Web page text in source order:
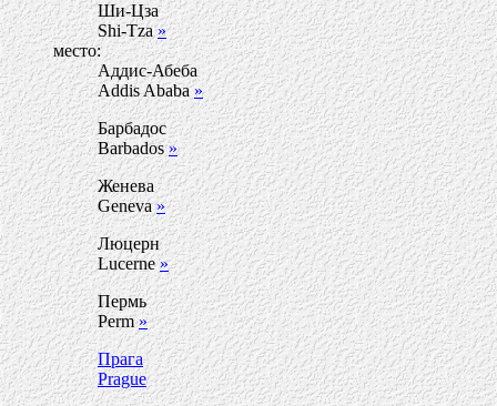
Ши-Цза
Shi-Tza»
место:
Аддис-Абеба
Addis Ababa»
Барбадос
Barbados»
Женева
Geneva»
Люцерн
Lucerne»
Пермь
Perm»
Прага
Prague